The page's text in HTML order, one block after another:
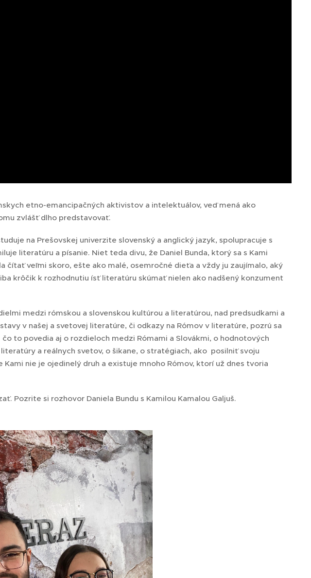
etno-emancipačných aktivistov a intelektuálov, veď mená ako
zvlášť dlho predstavovať.
na Prešovskej univerzite slovenský a anglický jazyk, spolupracuje s
literatúru a písanie. Niet teda divu, že Daniel Bunda, ktorý sa s Kami
čítať veľmi skoro, ešte ako malé, osemročné dieťa a vždy ju zaujímalo, aký
krôčik k rozhodnutiu ísť literatúru skúmať nielen ako nadšený konzument
medzi rómskou a slovenskou kultúrou a literatúrou, nad predsudkami a
v našej a svetovej literatúre, či odkazy na Rómov v literatúre, pozrú sa
to povedia aj o rozdieloch medzi Rómami a Slovákmi, o hodnotových
a reálnych svetov, o šikane, o stratégiach, ako posilniť svoju
nie je ojedinelý druh a existuje mnoho Rómov, ktorí už dnes tvoria
Pozrite si rozhovor Daniela Bundu s Kamilou Kamalou Galjuš.